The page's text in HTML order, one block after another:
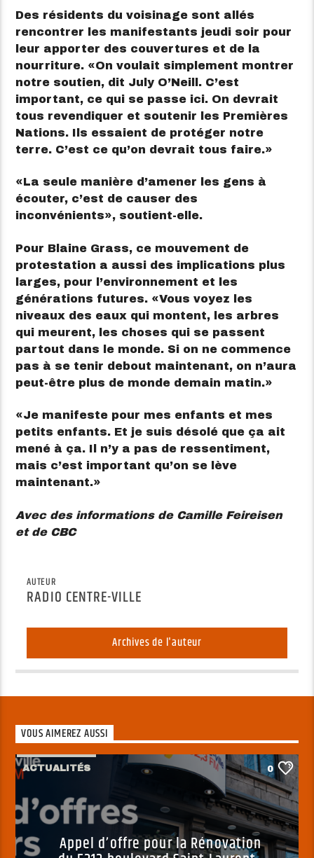
Des résidents du voisinage sont allés
rencontrer les manifestants jeudi soir pour
leur apporter des couvertures et de la
nourriture.
On voulait simplement montrer
notre soutien, dit July O’Neill. C’est
important, ce qui se passe ici. On devrait
tous revendiquer et soutenir les Premières
Nations. Ils essaient de protéger notre
terre. C’est ce qu’on devrait tous faire.
La seule manière d’amener les gens à
écouter, c’est de causer des
inconvénients
, soutient-elle.
Pour Blaine Grass, ce mouvement de
protestation a aussi des implications plus
larges, pour l’environnement et les
générations futures.
Vous voyez les
niveaux des eaux qui montent, les arbres
qui meurent, les choses qui se passent
partout dans le monde. Si on ne commence
pas à se tenir debout maintenant, on n’aura
peut-être plus de monde demain matin.
Je manifeste pour mes enfants et mes
petits enfants. Et je suis désolé que ça ait
mené à ça. Il n’y a pas de ressentiment,
mais c’est important qu’on se lève
maintenant.
Avec des informations de Camille Feireisen
et de CBC
AUTEUR
RADIO CENTRE-VILLE
Archives de l'auteur
VOUS AIMEREZ AUSSI
ACTUALITÉS 0
Appel d’offre pour la Rénovation